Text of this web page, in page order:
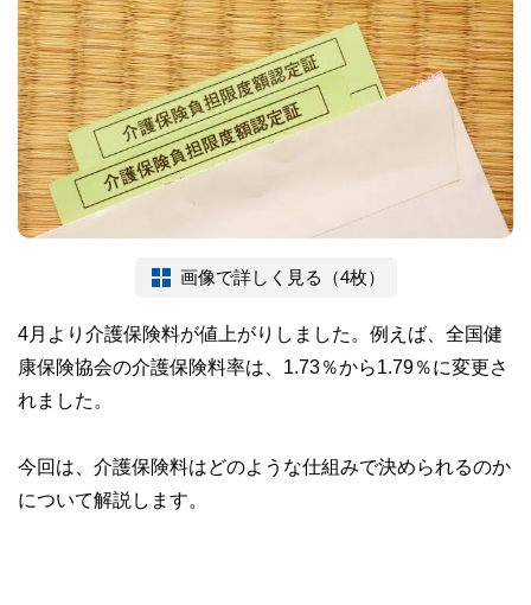
画像で詳しく見る（4枚）
4月より介護保険料が値上がりしました。例えば、全国健
康保険協会の介護保険料率は、1.73％から1.79％に変更さ
れました。
今回は、介護保険料はどのような仕組みで決められるのか
について解説します。